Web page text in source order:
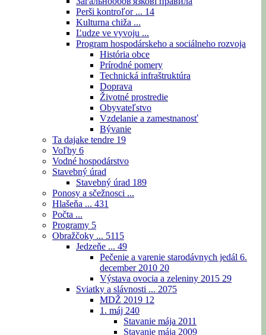
Perši kontroľor ... 14
Kulturna chiža ...
Ľudze ve vyvoju ...
Program hospodárskeho a sociálneho rozvoja
História obce
Prírodné pomery
Technická infraštruktúra
Doprava
Životné prostredie
Obyvateľstvo
Vzdelanie a zamestnanosť
Bývanie
Ta dajake tendre 19
Voľby 6
Vodné hospodárstvo
Stavebný úrad
Stavebný úrad 189
Ponosy a sčežnosci ...
Hlašeňa ... 431
Počta ...
Programy 5
Obražčoky ... 5115
Jedzeňe ... 49
Pečenie a varenie starodávnych jedál 6.
december 2010 20
Výstava ovocia a zeleniny 2015 29
Sviatky a slávnosti ... 2075
MDŽ 2019 12
1. máj 240
Stavanie mája 2011
Stavanie mája 2009